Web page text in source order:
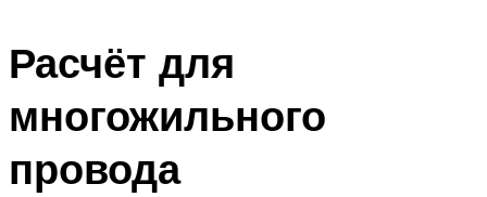
Расчёт для
многожильного
провода